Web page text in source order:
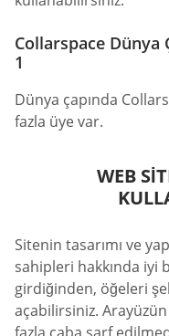
Collarspace Dünya
1
Dünya çapında
fazla üye var.
WEB
Sitenin tasarımı ve
sahipleri hakkında iyi
girdiğinden, öğeleri
açabilirsiniz.